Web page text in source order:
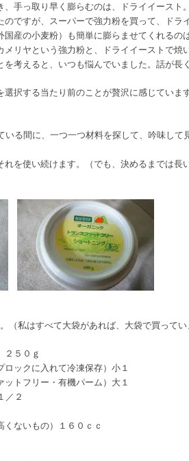
手っ取り早く膨らむのは、ドライイースト。
ですが、スーパーで強力粉を買って、ドラ
産の小麦粉）も簡単に膨らませてくれるの
リヤという強力粉と、ドライイーストで
考えると、いつも悩んでいました。話が長
択する当たり前のことが贅沢に感じてい
いる間に、一つ一つ材料を探して、吟味し
を使い続けます。（でも、決めるまでは
（私はすべて大袋があれば、大袋で買ってい
２５０ｇ
ックに入れて冷凍保存）小１
トフリー・有機パーム）大１
２
ないもの）１６０ｃｃ